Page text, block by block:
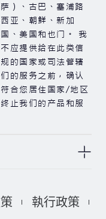
）、古巴、塞浦路
亚、朝鲜、新加
、美国和也门。 我
应提供给在此类信
的国家或司法管辖
的服务之前，确认
合您居住国家/地区
止我们的产品和服
供参考。 该材料仅
執行政策